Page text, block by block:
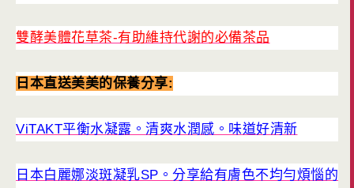
雙酵美體花草茶-有助維持代謝的必備茶品
日本直送美美的保養分享:
ViTAKT平衡水凝露。清爽水潤感。味道好清新
日本白麗娜淡斑凝乳SP。分享給有膚色不均勻煩惱的